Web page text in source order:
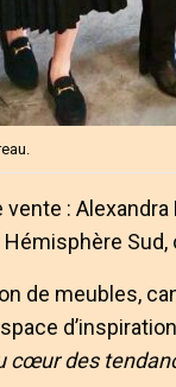
:
Hémisphère
de meubles,
cœur des